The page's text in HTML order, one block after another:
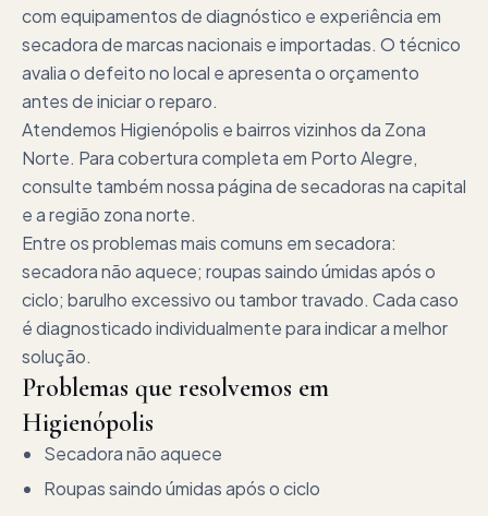
com equipamentos de diagnóstico e experiência em
secadora de marcas nacionais e importadas. O técnico
avalia o defeito no local e apresenta o orçamento
antes de iniciar o reparo.
Atendemos Higienópolis e bairros vizinhos da Zona
Norte. Para cobertura completa em Porto Alegre,
consulte também nossa página de secadoras na capital
e a região zona norte.
Entre os problemas mais comuns em secadora:
secadora não aquece; roupas saindo úmidas após o
ciclo; barulho excessivo ou tambor travado. Cada caso
é diagnosticado individualmente para indicar a melhor
solução.
Problemas que resolvemos em
Higienópolis
Secadora não aquece
Roupas saindo úmidas após o ciclo